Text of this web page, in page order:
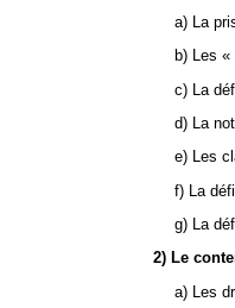
a) La
b) Les
c) La
d) La
e) Les
f) La
g) La
2) Le
a) Les